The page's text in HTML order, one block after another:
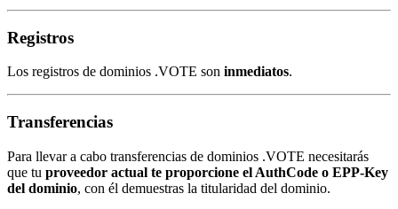
Registros
Los registros de dominios .VOTE son inmediatos.
Transferencias
Para llevar a cabo transferencias de dominios .VOTE necesitarás
que tu proveedor actual te proporcione el AuthCode o EPP-Key
del dominio, con él demuestras la titularidad del dominio.